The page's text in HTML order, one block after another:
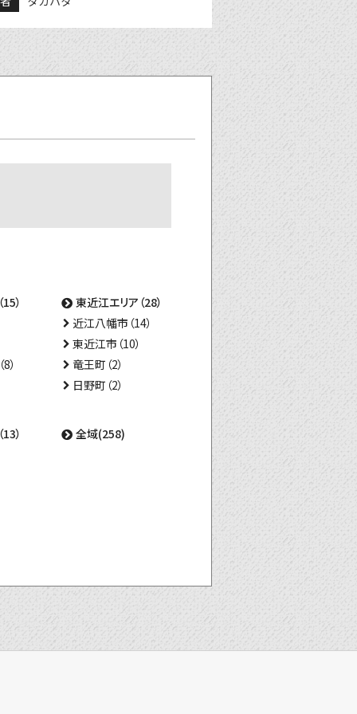
）
）
東近江エリア（28）
近江八幡市（14）
東近江市（10）
竜王町（2）
日野町（2）
） 全域(258)